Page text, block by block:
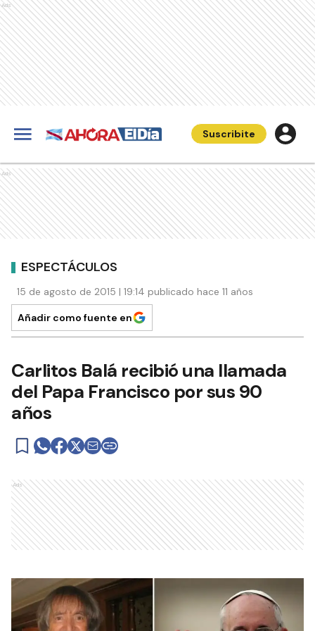
Ads
Suscribite
Ads
ESPECTÁCULOS
15 de agosto de 2015 | 19:14 publicado hace 11 años
Añadir como fuente en
Carlitos Balá recibió una llamada
del Papa Francisco por sus 90
años
Ads